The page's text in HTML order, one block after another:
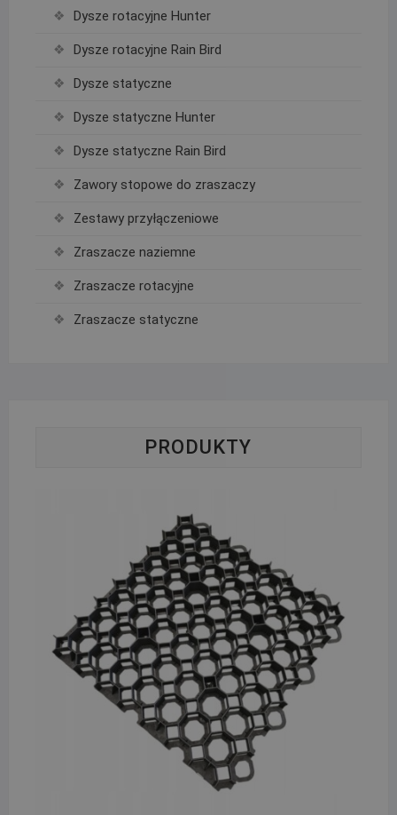
Dysze rotacyjne Hunter
Dysze rotacyjne Rain Bird
Dysze statyczne
Dysze statyczne Hunter
Dysze statyczne Rain Bird
Zawory stopowe do zraszaczy
Zestawy przyłączeniowe
Zraszacze naziemne
Zraszacze rotacyjne
Zraszacze statyczne
PRODUKTY